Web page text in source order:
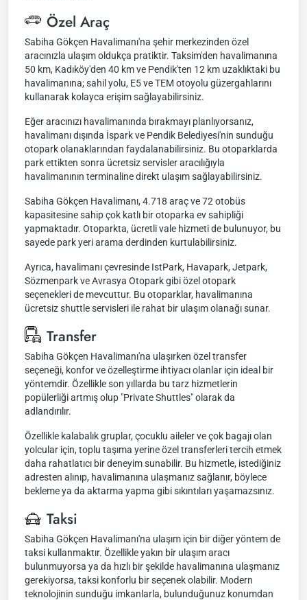
Özel Araç
Sabiha Gökçen Havalimanı'na şehir merkezinden özel
aracınızla ulaşım oldukça pratiktir. Taksim'den havalimanına
50 km, Kadıköy'den 40 km ve Pendik'ten 12 km uzaklıktaki bu
havalimanına; sahil yolu, E5 ve TEM otoyolu güzergahlarını
kullanarak kolayca erişim sağlayabilirsiniz.
Eğer aracınızı havalimanında bırakmayı planlıyorsanız,
havalimanı dışında İspark ve Pendik Belediyesi'nin sunduğu
otopark olanaklarından faydalanabilirsiniz. Bu otoparklarda
park ettikten sonra ücretsiz servisler aracılığıyla
havalimanının terminaline direkt ulaşım sağlayabilirsiniz.
Sabiha Gökçen Havalimanı, 4.718 araç ve 72 otobüs
kapasitesine sahip çok katlı bir otoparka ev sahipliği
yapmaktadır. Otoparkta, ücretli vale hizmeti de bulunuyor, bu
sayede park yeri arama derdinden kurtulabilirsiniz.
Ayrıca, havalimanı çevresinde IstPark, Havapark, Jetpark,
Sözmenpark ve Avrasya Otopark gibi özel otopark
seçenekleri de mevcuttur. Bu otoparklar, havalimanına
ücretsiz shuttle servisleri ile rahat bir ulaşım olanağı sunar.
Transfer
Sabiha Gökçen Havalimanı'na ulaşırken özel transfer
seçeneği, konfor ve özelleştirme ihtiyacı olanlar için ideal bir
yöntemdir. Özellikle son yıllarda bu tarz hizmetlerin
popülerliği artmış olup "Private Shuttles" olarak da
adlandırılır.
Özellikle kalabalık gruplar, çocuklu aileler ve çok bagajı olan
yolcular için, toplu taşıma yerine özel transferleri tercih etmek
daha rahatlatıcı bir deneyim sunabilir. Bu hizmetle, istediğiniz
adresten alınıp, havalimanına ulaşmanız sağlanır, böylece
bekleme ya da aktarma yapma gibi sıkıntıları yaşamazsınız.
Taksi
Sabiha Gökçen Havalimanı'na ulaşım için bir diğer yöntem de
taksi kullanmaktır. Özellikle yakın bir ulaşım aracı
bulunmuyorsa ya da hızlı bir şekilde havalimanına ulaşmanız
gerekiyorsa, taksi konforlu bir seçenek olabilir. Modern
teknolojinin sunduğu imkanlarla, bulunduğunuz konumdan